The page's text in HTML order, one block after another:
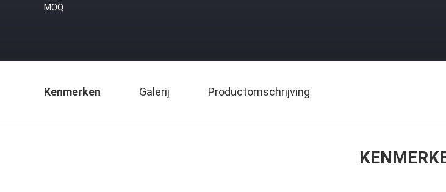
MOQ
Kenmerken Galerij Productomschrijving